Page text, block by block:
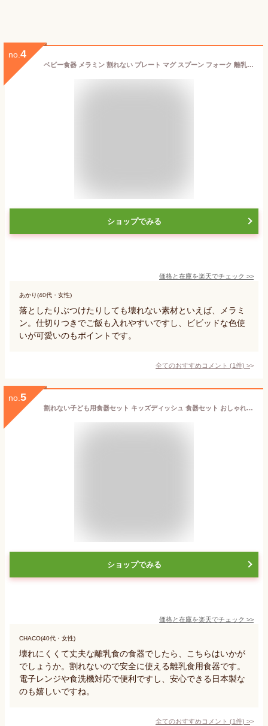
no. 4
ベビー食器 メラミン 割れない プレート マグ スプーン フォーク 離乳食 食器セット 女の子 男の子 赤ちゃん ベビーギフト セット 子供 ランチプレート 皿 仕切り 幼児 1歳 2歳 3歳 お食い初め 出産祝い ギフトセット ベビー用品 誕生日 プレゼント ギフト レッド ブルー
ショップでみる
価格と在庫を楽天でチェック >>
あかり(40代・女性)
落としたりぶつけたりしても壊れない素材といえば、メラミ
ン。仕切りつきでご飯も入れやすいですし、ビビッドな色使
いが可愛いのもポイントです。
全てのおすすめコメント (1件) >
no. 5
割れない子ども用食器セット キッズディッシュ 食器セット おしゃれ ベビー食器 子供用食器 樹脂製 木目調 離乳食 お食い初め 日本製 キッズプレート お皿 コップ カップ 食洗機対応 電子レンジ かわいい 赤ちゃん 出産祝い ギフト プレゼント ギフト プレゼント 贈り...
ショップでみる
価格と在庫を楽天でチェック >>
CHACO(40代・女性)
壊れにくくて丈夫な離乳食の食器でしたら、こちらはいかが
でしょうか。割れないので安全に使える離乳食用食器です。
電子レンジや食洗機対応で便利ですし、安心できる日本製な
のも嬉しいですね。
全てのおすすめコメント (1件) >